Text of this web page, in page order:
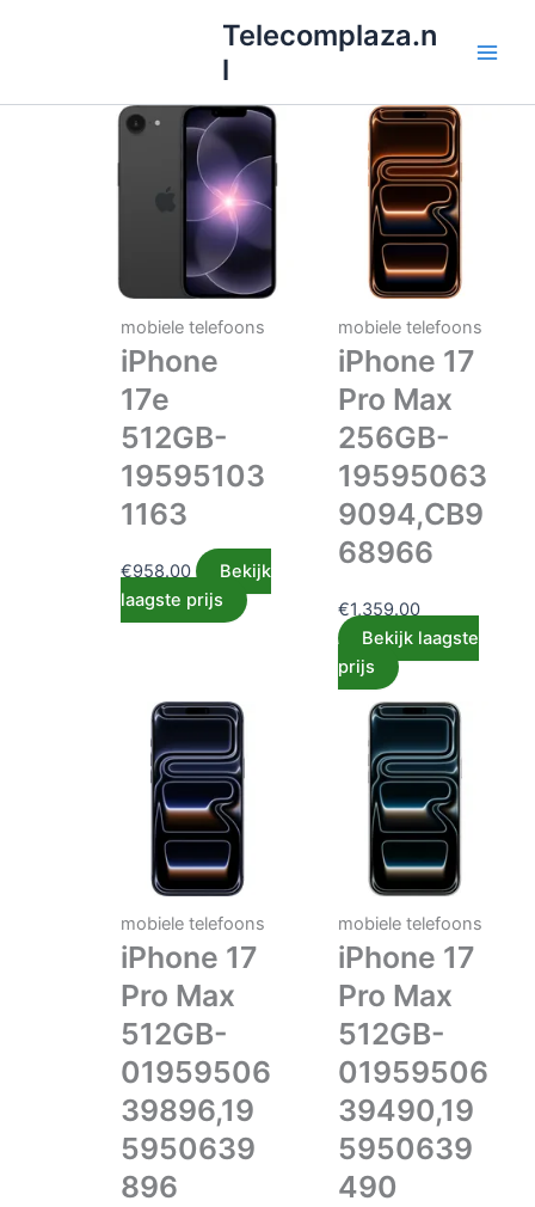
inhoud
Telecomplaza.n
l
mobiele telefoons
iPhone
17e
512GB-
19595103
1163
€958.00
Bekijk
laagste prijs
mobiele telefoons
iPhone 17
Pro Max
256GB-
19595063
9094,CB9
68966
€1,359.00
Bekijk laagste
prijs
mobiele telefoons
iPhone 17
Pro Max
512GB-
01959506
39896,19
5950639
896
mobiele telefoons
iPhone 17
Pro Max
512GB-
01959506
39490,19
5950639
490